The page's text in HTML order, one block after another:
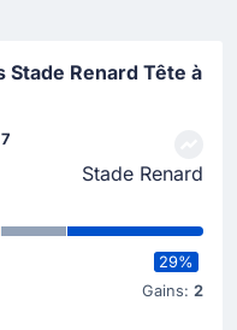
Stade Renard Tête à
7
Stade Renard
29%
Gains: 2